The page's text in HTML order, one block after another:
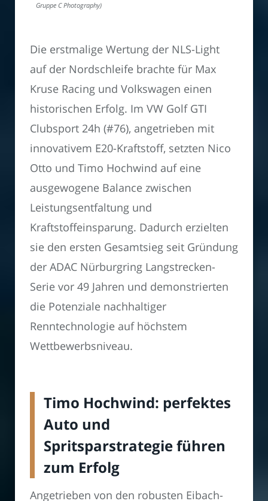
Gruppe C Photography)
Die erstmalige Wertung der NLS-Light
auf der Nordschleife brachte für Max
Kruse Racing und Volkswagen einen
historischen Erfolg. Im VW Golf GTI
Clubsport 24h (#76), angetrieben mit
innovativem E20-Kraftstoff, setzten Nico
Otto und Timo Hochwind auf eine
ausgewogene Balance zwischen
Leistungsentfaltung und
Kraftstoffeinsparung. Dadurch erzielten
sie den ersten Gesamtsieg seit Gründung
der ADAC Nürburgring Langstrecken-
Serie vor 49 Jahren und demonstrierten
die Potenziale nachhaltiger
Renntechnologie auf höchstem
Wettbewerbsniveau.
Timo Hochwind: perfektes
Auto und
Spritsparstrategie führen
zum Erfolg
Angetrieben von den robusten Eibach-